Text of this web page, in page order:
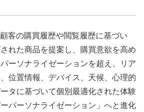
客の購買履歴や閲覧履歴に基づい
れた商品を提案し、購買意欲を高め
ーソナライゼーションを超え、リア
位置情報、デバイス、天候、心理的
タに基づいて個別最適化された体験
パーソナライゼーション」へと進化